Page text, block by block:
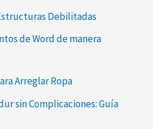
Debilitadas
de Word de manera
Arreglar Ropa
sin Complicaciones: Guía